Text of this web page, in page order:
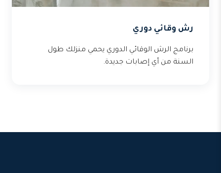
رش وقائي دوري
برنامج الرش الوقائي الدوري يحمي منزلك طول
السنة من أي إصابات جديدة.